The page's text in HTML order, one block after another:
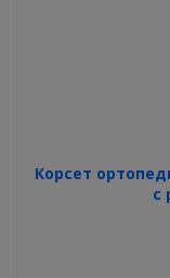
Корсет
с